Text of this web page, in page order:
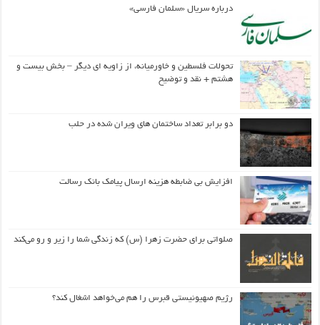
درباره سریال «سلمان فارسی»
تحولات فلسطین و خاورمیانه، از زاویه ای دیگر – بخش بیست و
هشتم + نقد و توضیح
دو برابر تعداد ساختمان های ویران شده در حلب
افزایش بی ضابطه هزینه ارسال پیامک بانک رسالت
صلواتی برای حضرت زهرا (س) که زندگی شما را زیر و رو می‌کند
رژیم صهیونیستی قبرس را هم می‌خواهد اشغال کند؟